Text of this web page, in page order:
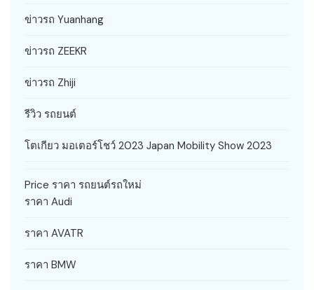
ข่าวรถ Yuanhang
ข่าวรถ ZEEKR
ข่าวรถ Zhiji
รีวิว รถยนต์
โตเกียว มอเตอร์โชว์ 2023 Japan Mobility Show 2023
Price ราคา รถยนต์รถใหม่
ราคา Audi
ราคา AVATR
ราคา BMW